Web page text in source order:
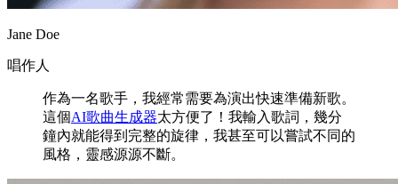
Jane Doe
唱作人
作為一名歌手，我經常需要為演出快速準備新歌。
這個AI歌曲生成器太方便了！我輸入歌詞，幾分
鐘內就能得到完整的旋律，我甚至可以嘗試不同的
風格，靈感源源不斷。